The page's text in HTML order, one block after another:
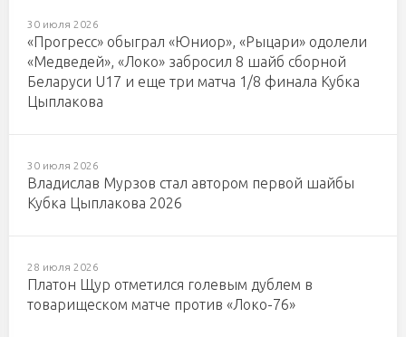
30 июля 2026
«Прогресс» обыграл «Юниор», «Рыцари» одолели
«Медведей», «Локо» забросил 8 шайб сборной
Беларуси U17 и еще три матча 1/8 финала Кубка
Цыплакова
30 июля 2026
Владислав Мурзов стал автором первой шайбы
Кубка Цыплакова 2026
28 июля 2026
Платон Щур отметился голевым дублем в
товарищеском матче против «Локо-76»